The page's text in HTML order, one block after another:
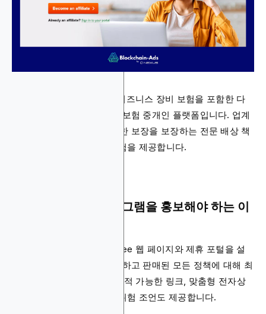
PolicyBee는 비즈니스 및 비즈니스 장비 보험을 포함한 다
양한 보험 상품을 제공하는 보험 중개인 플랫폼입니다. 업계
요구 사항을 충족하는 유연한 보장을 보장하는 전문 배상 책
임, 배상 책임, 비즈니스 보험을 제공합니다.
PolicyBee 제휴 프로그램을 홍보해야 하는 이
플랫폼은 개인화된 PolicyBee 웹 페이지와 제휴 포털을 설
정하여 마케팅할 수 있도록 하고 판매된 모든 정책에 대해 최
대 40달러를 보상합니다. 추적 가능한 링크, 맞춤형 전자상
거래 도구, 읽기 쉬운 직업 위험 조언도 제공합니다.